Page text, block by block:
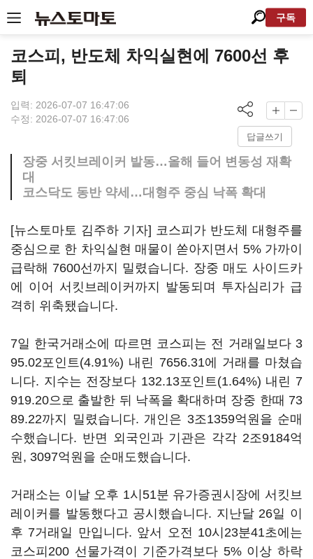
구독
코스피, 반도체 차익실현에 7600선 후
퇴
입력: 2026-07-07 16:47:06
수정: 2026-07-07 16:47:06
답글쓰기
장중 서킷브레이커 발동…올해 들어 변동성 재확
대
코스닥도 동반 약세…대형주 중심 낙폭 확대
[뉴스토마토 김주하 기자] 코스피가 반도체 대형주를
중심으로 한 차익실현 매물이 쏟아지면서 5% 가까이
급락해 7600선까지 밀렸습니다. 장중 매도 사이드카
에 이어 서킷브레이커까지 발동되며 투자심리가 급
격히 위축됐습니다.
7일 한국거래소에 따르면 코스피는 전 거래일보다 3
95.02포인트(4.91%) 내린 7656.31에 거래를 마쳤습
니다. 지수는 전장보다 132.13포인트(1.64%) 내린 7
919.20으로 출발한 뒤 낙폭을 확대하며 장중 한때 73
89.22까지 밀렸습니다. 개인은 3조1359억원을 순매
수했습니다. 반면 외국인과 기관은 각각 2조9184억
원, 3097억원을 순매도했습니다.
거래소는 이날 오후 1시51분 유가증권시장에 서킷브
레이커를 발동했다고 공시했습니다. 지난달 26일 이
후 7거래일 만입니다. 앞서 오전 10시23분41초에는
코스피200 선물가격이 기준가격보다 5% 이상 하락